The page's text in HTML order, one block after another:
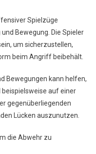
Spielzüge
Bewegung. Die Spieler
um sicherzustellen,
beim Angriff beibehält.
Bewegungen kann helfen,
beispielsweise auf einer
gegenüberliegenden
Lücken auszunutzen.
die Abwehr zu